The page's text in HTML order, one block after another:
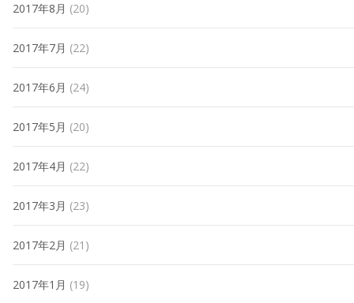
2017年8月 (20)
2017年7月 (22)
2017年6月 (24)
2017年5月 (20)
2017年4月 (22)
2017年3月 (23)
2017年2月 (21)
2017年1月 (19)